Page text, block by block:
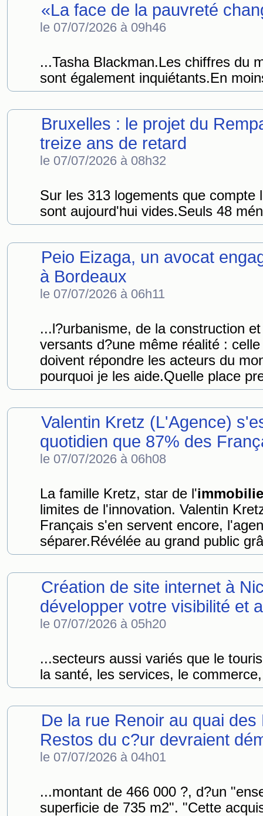
«La face de la pauvreté
le 07/07/2026 à 09h46
...Tasha Blackman.Les chiffres du
sont également inquiétants.En
Bruxelles : le projet du
treize ans de retard
le 07/07/2026 à 08h32
Sur les 313 logements que compte
sont aujourd'hui vides.Seuls 48
Peio Eizaga, un avocat
à Bordeaux
le 07/07/2026 à 06h11
...l?urbanisme, de la construction
versants d?une même réalité :
doivent répondre les acteurs du
pourquoi je les aide.Quelle place
Valentin Kretz (L'Agence)
quotidien que 87% des
le 07/07/2026 à 06h08
La famille Kretz, star de l'
limites de l'innovation. Valentin
Français s'en servent encore,
séparer.Révélée au grand public
Création de site internet à
développer votre visibilité et
le 07/07/2026 à 05h20
...secteurs aussi variés que le
la santé, les services, le
De la rue Renoir au quai
Restos du c?ur devraient
le 07/07/2026 à 04h01
...montant de 466 000 ?, d?un
superficie de 735 m2". "Cette